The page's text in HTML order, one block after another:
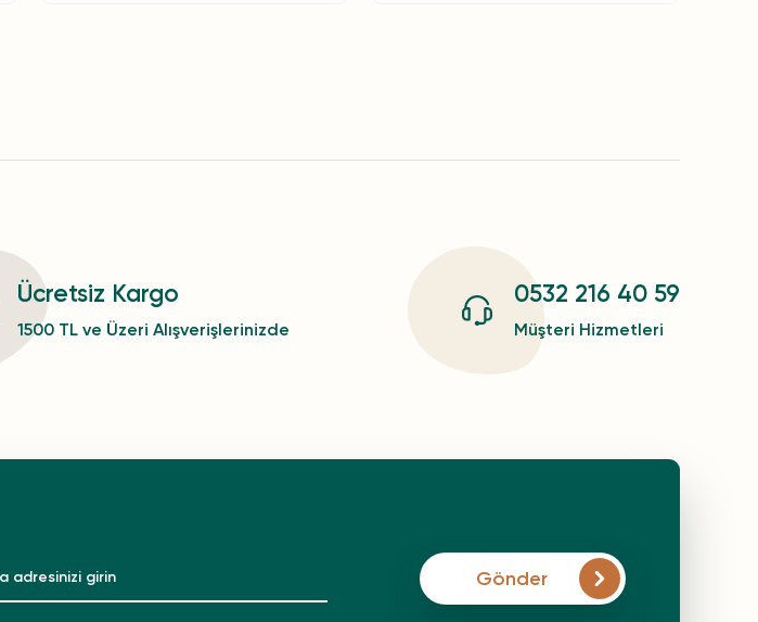
Ücretsiz Kargo
1500 TL ve Üzeri Alışverişlerinizde
0532 216 40 59
Müşteri Hizmetleri
Gönder